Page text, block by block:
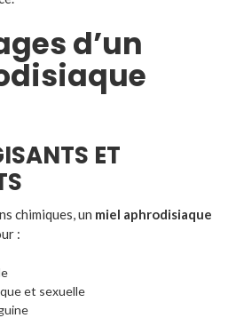
d’un
ET
chimiques, un miel aphrodisiaque
:
et sexuelle